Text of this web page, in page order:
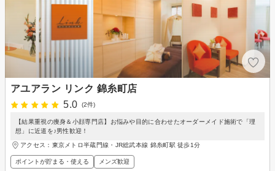
アユアラン リンク 錦糸町店
5.0
(2件)
【結果重視の痩身＆小顔専門店】お悩みや目的に合わせたオーダーメイド施術で「理
想」に近道を♪男性歓迎！
アクセス：東京メトロ半蔵門線・JR総武本線 錦糸町駅 徒歩1分
ポイントが貯まる・使える メンズ歓迎